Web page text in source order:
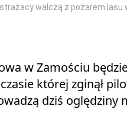
walczą z pożarem lasu
w Zamościu
której zginął
dziś oględziny